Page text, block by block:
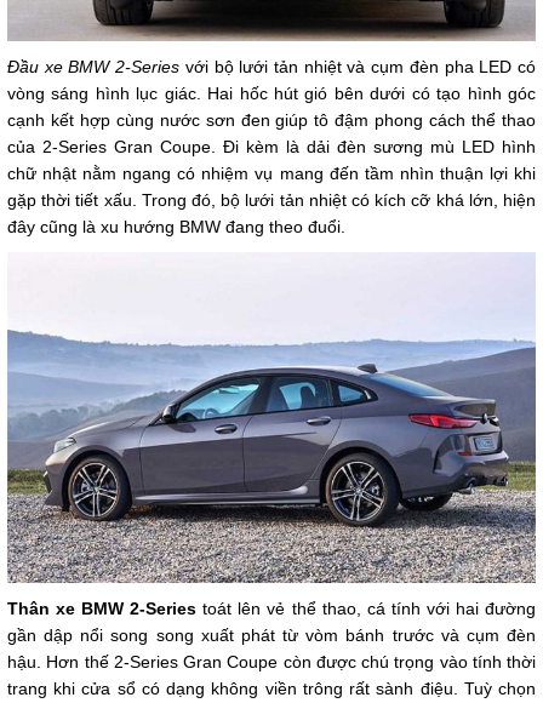
Đầu xe BMW 2-Series với bộ lưới tản nhiệt và cụm đèn pha LED có
vòng sáng hình lục giác. Hai hốc hút gió bên dưới có tạo hình góc
cạnh kết hợp cùng nước sơn đen giúp tô đậm phong cách thể thao
của 2-Series Gran Coupe. Đi kèm là dải đèn sương mù LED hình
chữ nhật nằm ngang có nhiệm vụ mang đến tầm nhìn thuận lợi khi
gặp thời tiết xấu. Trong đó, bộ lưới tản nhiệt có kích cỡ khá lớn, hiện
đây cũng là xu hướng BMW đang theo đuổi.
Thân xe BMW 2-Series toát lên vẻ thể thao, cá tính với hai đường
gần dập nổi song song xuất phát từ vòm bánh trước và cụm đèn
hậu. Hơn thế 2-Series Gran Coupe còn được chú trọng vào tính thời
trang khi cửa sổ có dạng không viền trông rất sành điệu. Tuỳ chọn